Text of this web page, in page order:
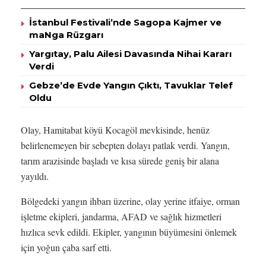
İstanbul Festivali’nde Sagopa Kajmer ve
maNga Rüzgarı
Yargıtay, Palu Ailesi Davasında Nihai Kararı
Verdi
Gebze’de Evde Yangın Çıktı, Tavuklar Telef
Oldu
Olay, Hamitabat köyü Kocagöl mevkisinde, henüz
belirlenemeyen bir sebepten dolayı patlak verdi. Yangın,
tarım arazisinde başladı ve kısa sürede geniş bir alana
yayıldı.
Bölgedeki yangın ihbarı üzerine, olay yerine itfaiye, orman
işletme ekipleri, jandarma, AFAD ve sağlık hizmetleri
hızlıca sevk edildi. Ekipler, yangının büyümesini önlemek
için yoğun çaba sarf etti.